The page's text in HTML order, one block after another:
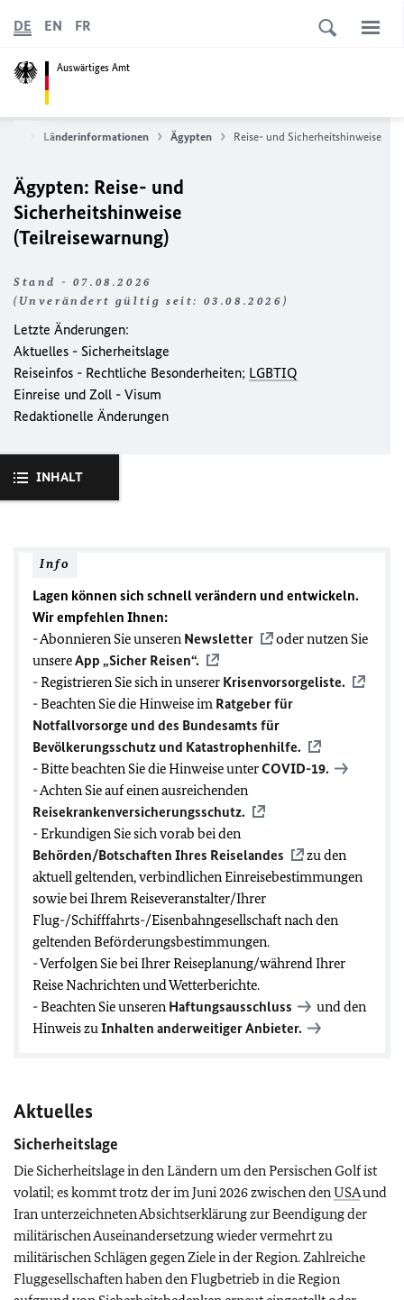
Auswärtiges Amt
DE EN FR
Länderinformationen Ägypten Reise- und Sicherheitshinweise
Ägypten: Reise- und
Sicherheitshinweise
(Teilreisewarnung)
Stand - 07.08.2026
(Unverändert gültig seit: 03.08.2026)
Letzte Änderungen:
Aktuelles - Sicherheitslage
Reiseinfos - Rechtliche Besonderheiten; LGBTIQ
Einreise und Zoll - Visum
Redaktionelle Änderungen
INHALT
Info
Lagen können sich schnell verändern und entwickeln.
Wir empfehlen Ihnen:
- Abonnieren Sie unseren Newsletter
oder nutzen Sie
unsereApp „Sicher Reisen“.
- Registrieren Sie sich in unserer Krisenvorsorgeliste.
- Beachten Sie die Hinweise im Ratgeber für
Notfallvorsorge und des Bundesamts für
Bevölkerungsschutz und Katastrophenhilfe.
- Bitte beachten Sie die Hinweise unterCOVID-19.
- Achten Sie auf einen ausreichenden
Reisekrankenversicherungsschutz.
- Erkundigen Sie sich vorab bei den
Behörden/Botschaften Ihres Reiselandes
zu den
aktuell geltenden, verbindlichen Einreisebestimmungen
sowie bei Ihrem Reiseveranstalter/Ihrer
Flug-/Schifffahrts-/Eisenbahngesellschaft nach den
geltenden Beförderungsbestimmungen.
- Verfolgen Sie bei Ihrer Reiseplanung/während Ihrer
Reise Nachrichten und Wetterberichte.
- Beachten Sie unseren Haftungsausschluss
und den
Hinweis zuInhalten anderweitiger Anbieter.
Aktuelles
Sicherheitslage
Die Sicherheitslage in den Ländern um den Persischen Golf ist
volatil; es kommt trotz der im Juni 2026 zwischen denUSAund
Iran unterzeichneten Absichtserklärung zur Beendigung der
militärischen Auseinandersetzung wieder vermehrt zu
militärischen Schlägen gegen Ziele in der Region. Zahlreiche
Fluggesellschaften haben den Flugbetrieb in die Region